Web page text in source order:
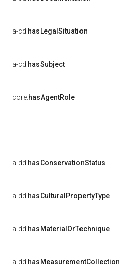
a-cd:hasLegalSituation
a-cd:hasSubject
core:hasAgentRole
a-dd:hasConservationStatus
a-dd:hasCulturalPropertyType
a-dd:hasMaterialOrTechnique
a-dd:hasMeasurementCollection